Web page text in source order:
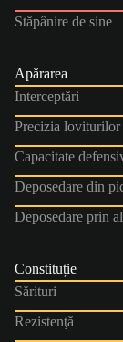
Stăpânire de sine
Apărarea
Interceptări
Precizia loviturilor
Capacitate
Deposedare din
Deposedare prin
Constituție
Sărituri
Rezistenţă